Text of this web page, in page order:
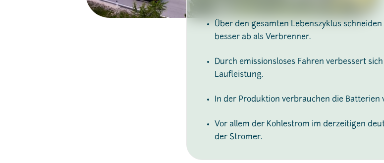
Über den gesamten Lebenszyklus
besser ab als Verbrenner.
Durch emissionsloses Fahren verbessert
Laufleistung.
In der Produktion verbrauchen die Batterien
Vor allem der Kohlestrom im derzeitigen
der Stromer.